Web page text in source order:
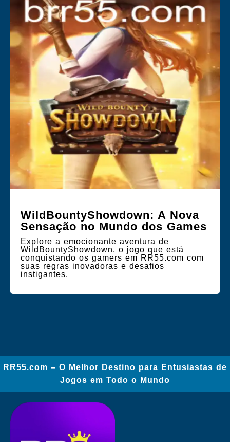
WildBountyShowdown: A Nova
Sensação no Mundo dos Games
Explore a emocionante aventura de
WildBountyShowdown, o jogo que está
conquistando os gamers em RR55.com com
suas regras inovadoras e desafios
instigantes.
RR55.com – O Melhor Destino para Entusiastas de
Jogos em Todo o Mundo